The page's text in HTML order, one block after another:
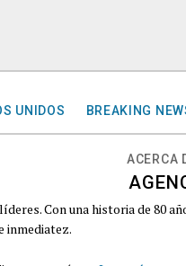
UNIDOS BREAKING
ACERCA
Con una historia de 80
inmediatez.